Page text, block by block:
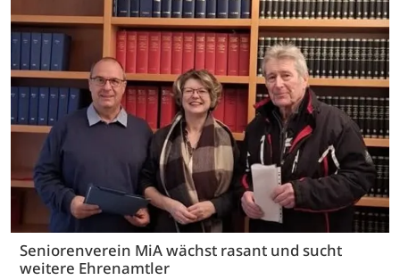
Seniorenverein MiA wächst rasant und sucht
weitere Ehrenamtler